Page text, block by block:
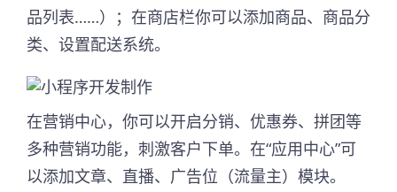
品列表……）；在商店栏你可以添加商品、商品分
类、设置配送系统。
在营销中心，你可以开启分销、优惠券、拼团等
多种营销功能，刺激客户下单。在“应用中心”可
以添加文章、直播、广告位（流量主）模块。